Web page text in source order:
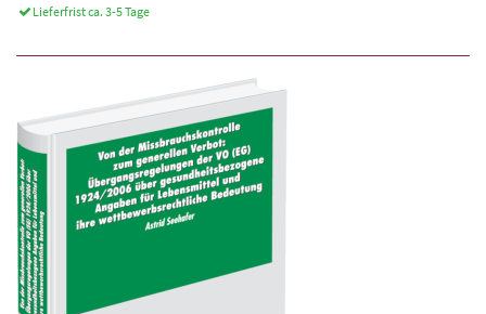
Lieferfrist ca. 3-5 Tage